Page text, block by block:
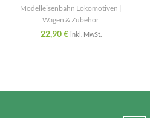
Modelleisenbahn Lokomotiven |
Wagen & Zubehör
22,90€ inkl. MwSt.